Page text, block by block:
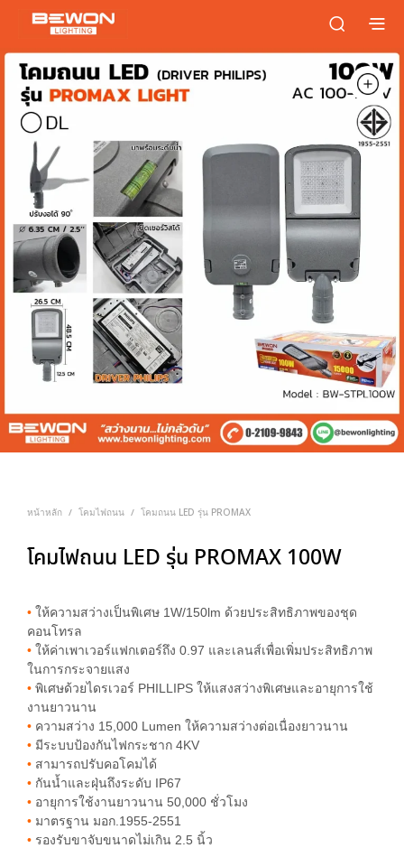
หน้าหลัก / โคมไฟถนน / โคมถนน LED รุ่น PROMAX
โคมไฟถนน LED รุ่น PROMAX 100W
• ให้ความสว่างเป็นพิเศษ 1W/150lm ด้วยประสิทธิภาพของชุด
คอนโทรล
• ให้ค่าเพาเวอร์แฟกเตอร์ถึง 0.97 และเลนส์เพื่อเพิ่มประสิทธิภาพ
ในการกระจายแสง
• พิเศษด้วยไดรเวอร์ PHILLIPS ให้แสงสว่างพิเศษและอายุการใช้
งานยาวนาน
• ความสว่าง 15,000 Lumen ให้ความสว่างต่อเนื่องยาวนาน
• มีระบบป้องกันไฟกระชาก 4KV
• สามารถปรับคอโคมได้
• กันน้ำและฝุ่นถึงระดับ IP67
• อายุการใช้งานยาวนาน 50,000 ชั่วโมง
• มาตรฐาน มอก.1955-2551
• รองรับขาจับขนาดไม่เกิน 2.5 นิ้ว